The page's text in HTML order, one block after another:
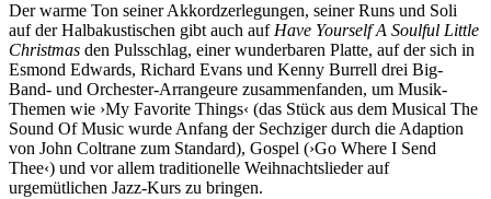
Der warme Ton seiner Akkordzerlegungen, seiner Runs und Soli
auf der Halbakustischen gibt auch auf Have Yourself A Soulful Little
Christmas den Pulsschlag, einer wunderbaren Platte, auf der sich in
Esmond Edwards, Richard Evans und Kenny Burrell drei Big-
Band- und Orchester-Arrangeure zusammenfanden, um Musik-
Themen wie ›My Favorite Things‹ (das Stück aus dem Musical The
Sound Of Music wurde Anfang der Sechziger durch die Adaption
von John Coltrane zum Standard), Gospel (›Go Where I Send
Thee‹) und vor allem traditionelle Weihnachtslieder auf
urgemütlichen Jazz-Kurs zu bringen.